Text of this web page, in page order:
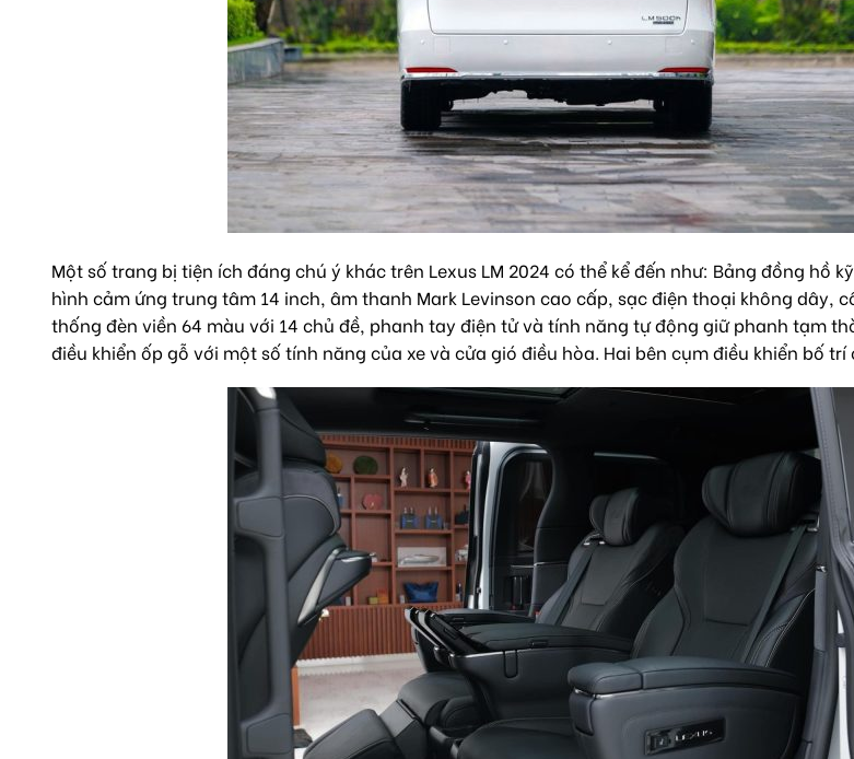
Một số trang bị tiện ích đáng chú ý khác trên Lexus LM 2024 có thể kể đến như: Bảng đồng hồ
hình cảm ứng trung tâm 14 inch, âm thanh Mark Levinson cao cấp, sạc điện thoại không dây,
thống đèn viền 64 màu với 14 chủ đề, phanh tay điện tử và tính năng tự động giữ phanh tạm
điều khiển ốp gỗ với một số tính năng của xe và cửa gió điều hòa. Hai bên cụm điều khiển bố trí